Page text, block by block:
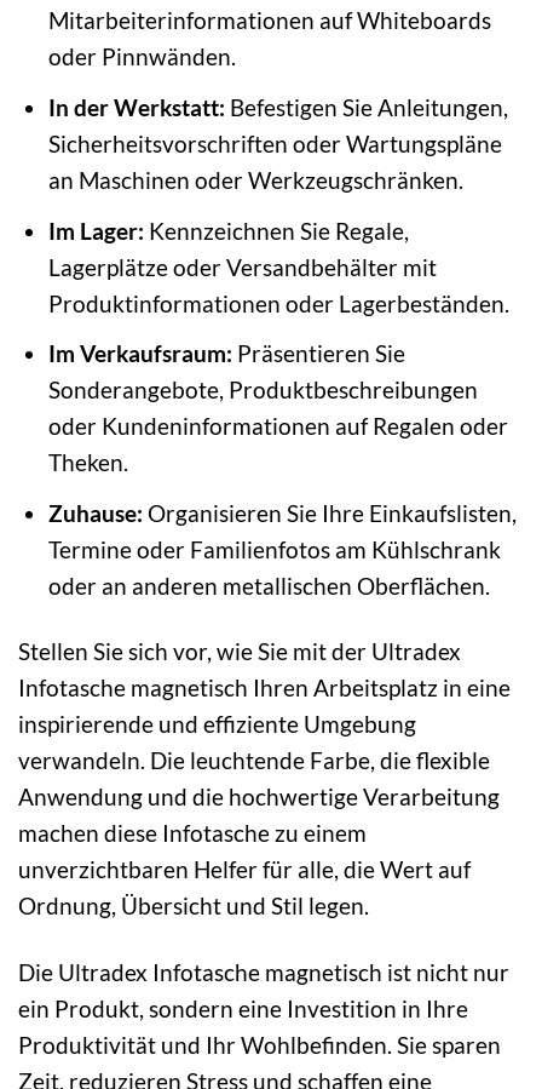
Mitarbeiterinformationen auf Whiteboards
oder Pinnwänden.
In der Werkstatt: Befestigen Sie Anleitungen,
Sicherheitsvorschriften oder Wartungspläne
an Maschinen oder Werkzeugschränken.
Im Lager: Kennzeichnen Sie Regale,
Lagerplätze oder Versandbehälter mit
Produktinformationen oder Lagerbeständen.
Im Verkaufsraum: Präsentieren Sie
Sonderangebote, Produktbeschreibungen
oder Kundeninformationen auf Regalen oder
Theken.
Zuhause: Organisieren Sie Ihre Einkaufslisten,
Termine oder Familienfotos am Kühlschrank
oder an anderen metallischen Oberflächen.
Stellen Sie sich vor, wie Sie mit der Ultradex
Infotasche magnetisch Ihren Arbeitsplatz in eine
inspirierende und effiziente Umgebung
verwandeln. Die leuchtende Farbe, die flexible
Anwendung und die hochwertige Verarbeitung
machen diese Infotasche zu einem
unverzichtbaren Helfer für alle, die Wert auf
Ordnung, Übersicht und Stil legen.
Die Ultradex Infotasche magnetisch ist nicht nur
ein Produkt, sondern eine Investition in Ihre
Produktivität und Ihr Wohlbefinden. Sie sparen
Zeit, reduzieren Stress und schaffen eine